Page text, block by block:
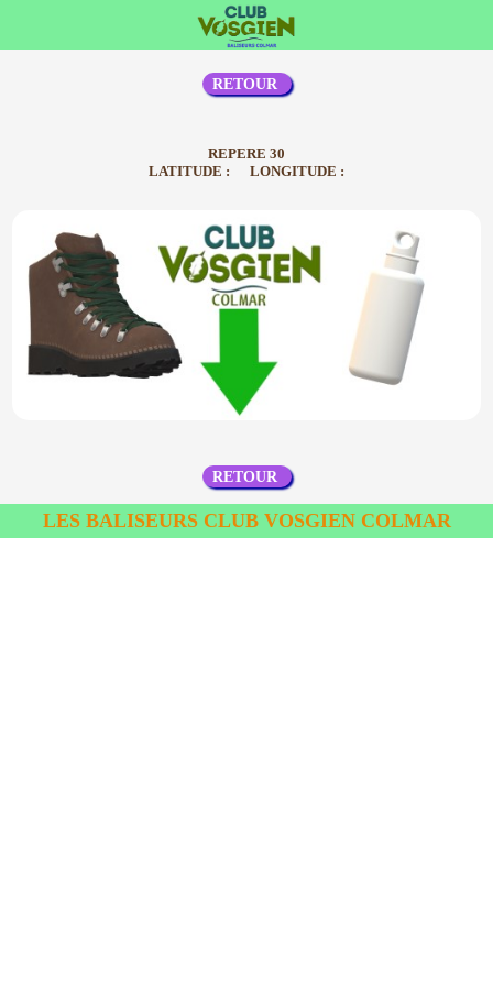
RETOUR
REPERE 30
LATITUDE : LONGITUDE :
RETOUR
LES BALISEURS CLUB VOSGIEN COLMAR